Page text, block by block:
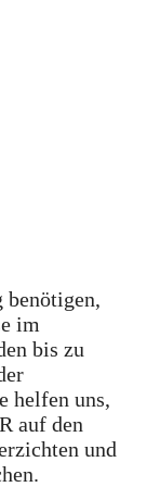
benötigen,
im
bis zu
helfen uns,
auf den
und